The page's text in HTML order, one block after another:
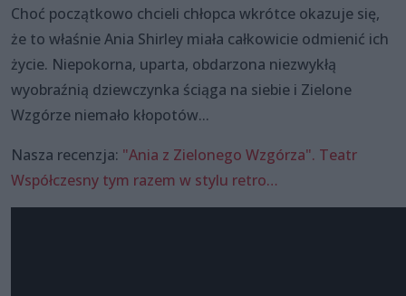
Choć początkowo chcieli chłopca wkrótce okazuje się,
że to właśnie Ania Shirley miała całkowicie odmienić ich
życie. Niepokorna, uparta, obdarzona niezwykłą
wyobraźnią dziewczynka ściąga na siebie i Zielone
Wzgórze niemało kłopotów...
Nasza recenzja: "Ania z Zielonego Wzgórza". Teatr
Współczesny tym razem w stylu retro…